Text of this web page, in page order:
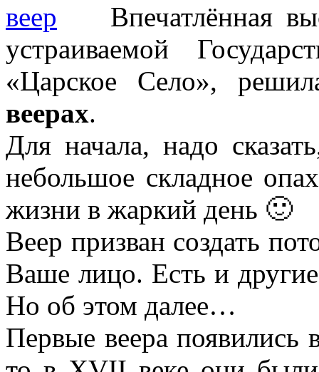
Впечатлённая
устраиваемой
«Царское Село»,
веерах.
Для начала, надо
небольшое складное
жизни в жаркий день 🙂
Веер призван создать
Ваше лицо. Есть и
Но об этом далее…
Первые веера